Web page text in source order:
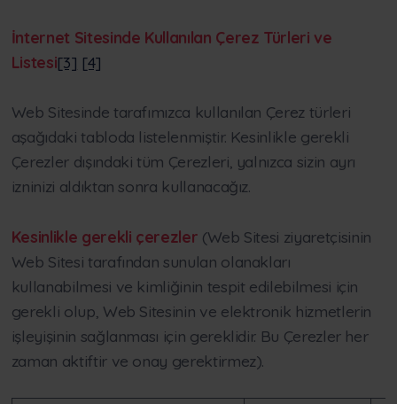
İnternet Sitesinde Kullanılan Çerez Türleri ve
Listesi[3] [4]
Web Sitesinde tarafımızca kullanılan Çerez türleri
aşağıdaki tabloda listelenmiştir. Kesinlikle gerekli
Çerezler dışındaki tüm Çerezleri, yalnızca sizin ayrı
izninizi aldıktan sonra kullanacağız.
Kesinlikle gerekli çerezler (Web Sitesi ziyaretçisinin
Web Sitesi tarafından sunulan olanakları
kullanabilmesi ve kimliğinin tespit edilebilmesi için
gerekli olup, Web Sitesinin ve elektronik hizmetlerin
işleyişinin sağlanması için gereklidir. Bu Çerezler her
zaman aktiftir ve onay gerektirmez).